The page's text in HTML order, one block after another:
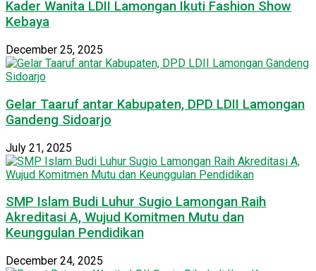
Kader Wanita LDII Lamongan Ikuti Fashion Show
Kebaya
December 25, 2025
Gelar Taaruf antar Kabupaten, DPD LDII Lamongan
Gandeng Sidoarjo
July 21, 2025
SMP Islam Budi Luhur Sugio Lamongan Raih
Akreditasi A, Wujud Komitmen Mutu dan
Keunggulan Pendidikan
December 24, 2025